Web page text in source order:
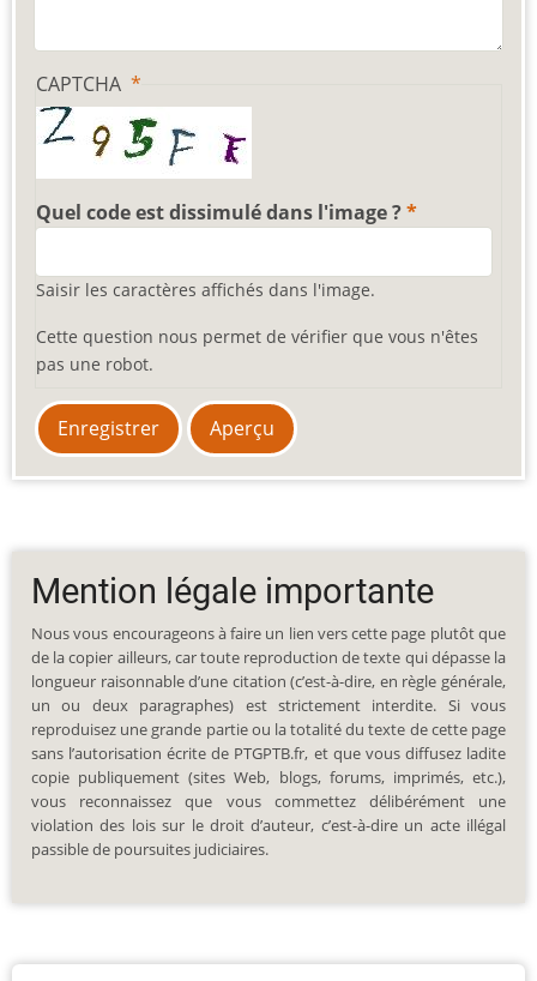
CAPTCHA
Quel code est dissimulé dans l'image ?
Saisir les caractères affichés dans l'image.
Cette question nous permet de vérifier que vous n'êtes
pas une robot.
Mention légale importante
Nous vous encourageons à faire un lien vers cette page plutôt que
de la copier ailleurs, car toute reproduction de texte qui dépasse la
longueur raisonnable d’une citation (c’est-à-dire, en règle générale,
un ou deux paragraphes) est strictement interdite. Si vous
reproduisez une grande partie ou la totalité du texte de cette page
sans l’autorisation écrite de PTGPTB.fr, et que vous diffusez ladite
copie publiquement (sites Web, blogs, forums, imprimés, etc.),
vous reconnaissez que vous commettez délibérément une
violation des lois sur le droit d’auteur, c’est-à-dire un acte illégal
passible de poursuites judiciaires.